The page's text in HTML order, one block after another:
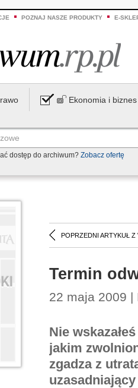
POZNAJ NASZE PRODUKTY E-
Ekonomia i biznes
dostęp do archiwum? Zobacz ofertę
POPRZEDNI ARTYKUŁ Z
Termin
22 maja 2009 |
Nie
jakim
zgadza z